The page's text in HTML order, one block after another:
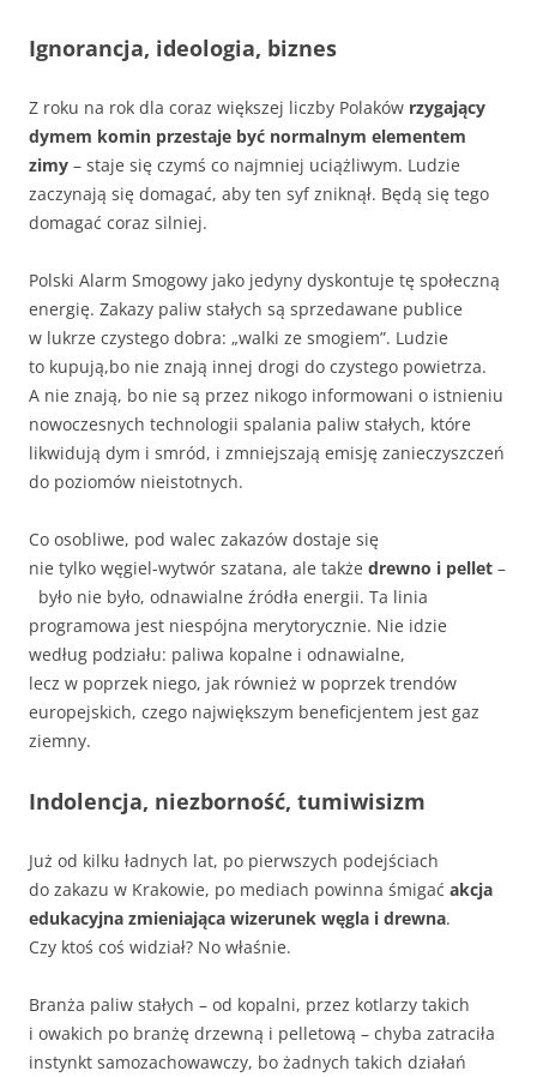
Ignorancja, ideologia, biznes
Z roku na rok dla coraz większej liczby Polaków rzygający
dymem komin przestaje być normalnym elementem
zimy – staje się czymś co najmniej uciążliwym. Ludzie
zaczynają się domagać, aby ten syf zniknął. Będą się tego
domagać coraz silniej.
Polski Alarm Smogowy jako jedyny dyskontuje tę społeczną
energię. Zakazy paliw stałych są sprzedawane publice
w lukrze czystego dobra: „walki ze smogiem”. Ludzie
to kupują,bo nie znają innej drogi do czystego powietrza.
A nie znają, bo nie są przez nikogo informowani o istnieniu
nowoczesnych technologii spalania paliw stałych, które
likwidują dym i smród, i zmniejszają emisję zanieczyszczeń
do poziomów nieistotnych.
Co osobliwe, pod walec zakazów dostaje się
nie tylko węgiel-wytwór szatana, ale także drewno i pellet –
było nie było, odnawialne źródła energii. Ta linia
programowa jest niespójna merytorycznie. Nie idzie
według podziału: paliwa kopalne i odnawialne,
lecz w poprzek niego, jak również w poprzek trendów
europejskich, czego największym beneficjentem jest gaz
ziemny.
Indolencja, niezborność, tumiwisizm
Już od kilku ładnych lat, po pierwszych podejściach
do zakazu w Krakowie, po mediach powinna śmigać akcja
edukacyjna zmieniająca wizerunek węgla i drewna.
Czy ktoś coś widział? No właśnie.
Branża paliw stałych – od kopalni, przez kotlarzy takich
i owakich po branżę drzewną i pelletową – chyba zatraciła
instynkt samozachowawczy, bo żadnych takich działań